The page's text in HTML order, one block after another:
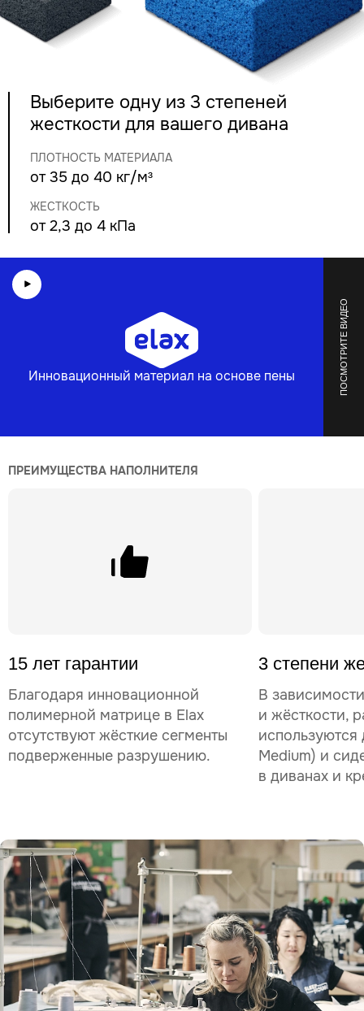
Выберите одну из 3 степеней
жесткости для вашего дивана
ПЛОТНОСТЬ МАТЕРИАЛА
от 35 до 40 кг/м³
ЖЕСТКОСТЬ
от 2,3 до 4 кПа
Инновационный материал на основе пены ПОСМОТРИТЕ ВИДЕО
ПРЕИМУЩЕСТВА НАПОЛНИТЕЛЯ
15 лет гарантии
Благодаря инновационной
полимерной матрице в Elax
отсутствуют жёсткие сегменты
подверженные разрушению.
3 степени
В
и жёсткости,
Medium) и
в диванах и